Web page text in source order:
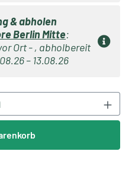
& abholen
Berlin Mitte:
Ort - , abholbereit
– 13.08.26
gewünschten